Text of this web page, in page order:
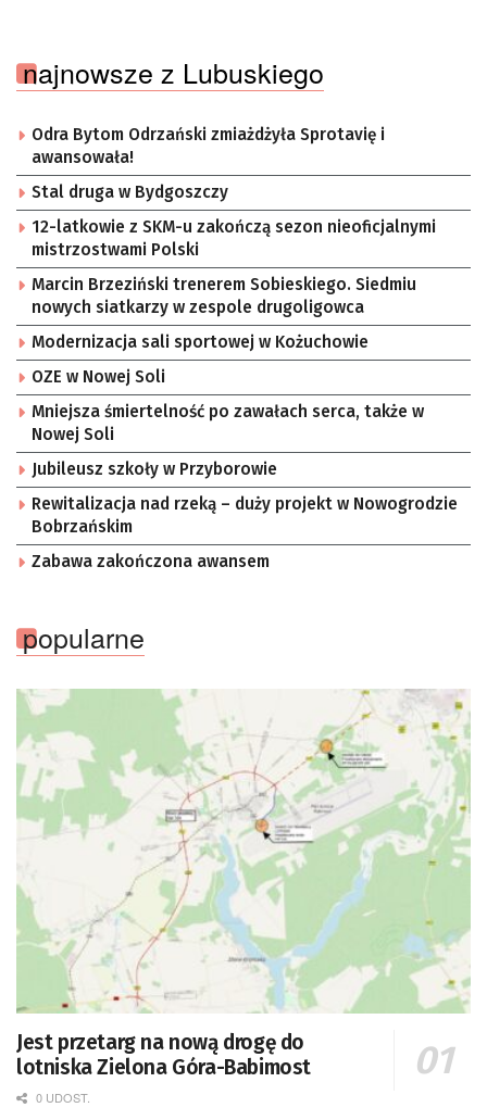
najnowsze z Lubuskiego
Odra Bytom Odrzański zmiażdżyła Sprotavię i
awansowała!
Stal druga w Bydgoszczy
12-latkowie z SKM-u zakończą sezon nieoficjalnymi
mistrzostwami Polski
Marcin Brzeziński trenerem Sobieskiego. Siedmiu
nowych siatkarzy w zespole drugoligowca
Modernizacja sali sportowej w Kożuchowie
OZE w Nowej Soli
Mniejsza śmiertelność po zawałach serca, także w
Nowej Soli
Jubileusz szkoły w Przyborowie
Rewitalizacja nad rzeką – duży projekt w Nowogrodzie
Bobrzańskim
Zabawa zakończona awansem
popularne
Jest przetarg na nową drogę do
lotniska Zielona Góra-Babimost
0 UDOST.